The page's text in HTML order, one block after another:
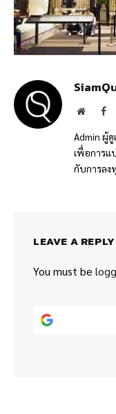
Website
Admin ผู้
เพื่อการแ
กับการลง
LEAVE A REPLY
You must be